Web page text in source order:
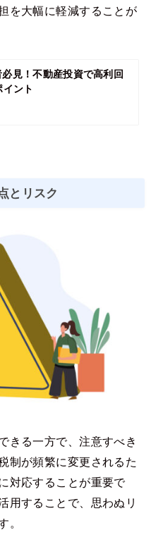
を大幅に軽減することが
必見！不動産投資で高利回
イント
とリスク
きる一方で、注意すべき
制が頻繁に変更されるた
対応することが重要で
用することで、思わぬリ
。